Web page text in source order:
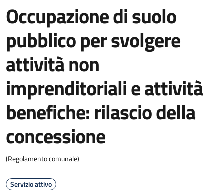
Occupazione di suolo
pubblico per svolgere
attività non
imprenditoriali e attività
benefiche: rilascio della
concessione
(Regolamento comunale)
Servizio attivo